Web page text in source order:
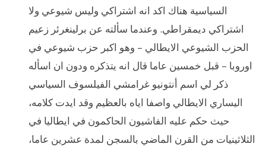
السياسية هناك اكد انه اشتراكي وليس شيوعي ولا
اشتراكي ديمقراطي. وعندما سألته عن برلينغرئر زعيم
الحزب الشيوعي الايطالي – وهو اكبر حزب شيوعي في
اوروبا – قبل خمسين عاما قال انه يتذكره ودون ان اسأله
ذكر لي اسم أنتونيو غرامشي الفيلسوف السياسي
اليساري الايطالي واصفا اياه بالعظيم وقد ايدت كلامه،
حيث حكم عليه الفاشيون الحاكمون في ايطاليا في
الثلاثينيات من القرن الماضي بالسجن لمدة عشرين عاما،